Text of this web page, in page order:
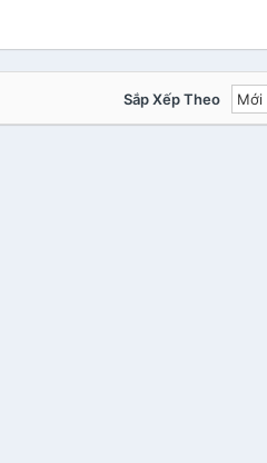
Sắp Xếp Theo